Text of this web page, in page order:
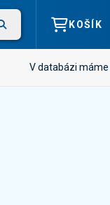
KOŠÍK
V databázi máme